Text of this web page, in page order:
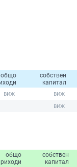
общо
собствен
капитал
общо
собствен
капитал